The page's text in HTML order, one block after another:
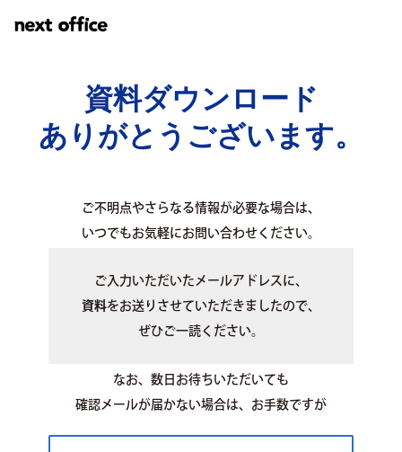
資料ダウンロード
ありがとうございます。
ご不明点やさらなる情報が必要な場合は、
いつでもお気軽にお問い合わせください。
ご入力いただいたメールアドレスに、
資料をお送りさせていただきましたので、
ぜひご一読ください。
なお、数日お待ちいただいても
確認メールが届かない場合は、お手数ですが